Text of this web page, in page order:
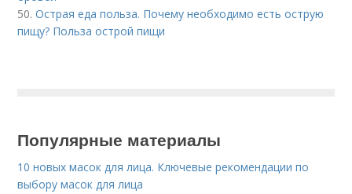
50.Острая еда польза. Почему необходимо есть острую
пищу? Польза острой пищи
Популярные материалы
10 новых масок для лица. Ключевые рекомендации по
выбору масок для лица